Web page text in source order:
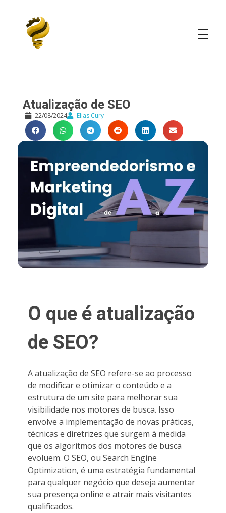
Atualização de SEO
22/08/2024 Elias Cury
O que é atualização
de SEO?
A atualização de SEO refere-se ao processo
de modificar e otimizar o conteúdo e a
estrutura de um site para melhorar sua
visibilidade nos motores de busca. Isso
envolve a implementação de novas práticas,
técnicas e diretrizes que surgem à medida
que os algoritmos dos motores de busca
evoluem. O SEO, ou Search Engine
Optimization, é uma estratégia fundamental
para qualquer negócio que deseja aumentar
sua presença online e atrair mais visitantes
qualificados.